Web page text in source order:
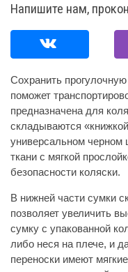
Напишите нам,
Сохранить
поможет
предназначена для
складываются
универсальном черном
ткани с мягкой
безопасности коляски.
В нижней части сумки
позволяет увеличить
сумку с упакованной
либо неся на плече, и
переноски имеют